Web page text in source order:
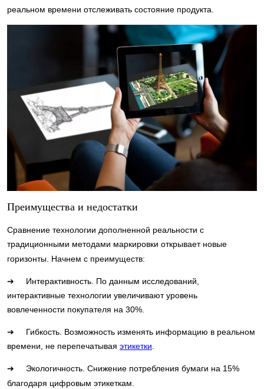
реальном времени отслеживать состояние продукта.
Преимущества и недостатки
Сравнение технологии дополненной реальности с
традиционными методами маркировки открывает новые
горизонты. Начнем с преимуществ:
➔ Интерактивность. По данным исследований,
интерактивные технологии увеличивают уровень
вовлеченности покупателя на 30%.
➔ Гибкость. Возможность изменять информацию в реальном
времени, не перепечатывая этикетки.
➔ Экологичность. Снижение потребления бумаги на 15%
благодаря цифровым этикеткам.